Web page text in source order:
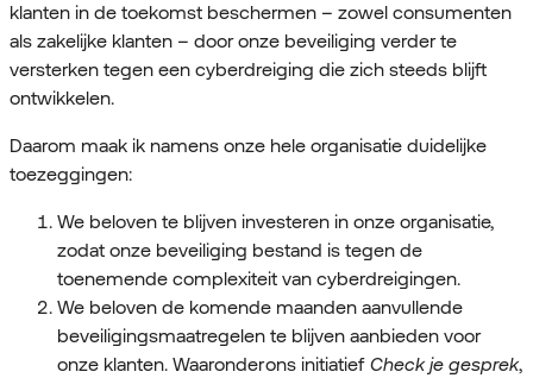
klanten in de toekomst beschermen – zowel consumenten
als zakelijke klanten – door onze beveiliging verder te
versterken tegen een cyberdreiging die zich steeds blijft
ontwikkelen.
Daarom maak ik namens onze hele organisatie duidelijke
toezeggingen:
We beloven te blijven investeren in onze organisatie,
zodat onze beveiliging bestand is tegen de
toenemende complexiteit van cyberdreigingen.
We beloven de komende maanden aanvullende
beveiligingsmaatregelen te blijven aanbieden voor
onze klanten. Waaronder ons initiatief Check je gesprek,